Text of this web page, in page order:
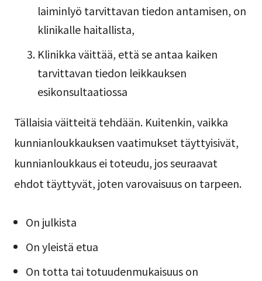
laiminlyö tarvittavan tiedon antamisen, on
klinikalle haitallista,
Klinikka väittää, että se antaa kaiken
tarvittavan tiedon leikkauksen
esikonsultaatiossa
Tällaisia väitteitä tehdään. Kuitenkin, vaikka
kunnianloukkauksen vaatimukset täyttyisivät,
kunnianloukkaus ei toteudu, jos seuraavat
ehdot täyttyvät, joten varovaisuus on tarpeen.
On julkista
On yleistä etua
On totta tai totuudenmukaisuus on